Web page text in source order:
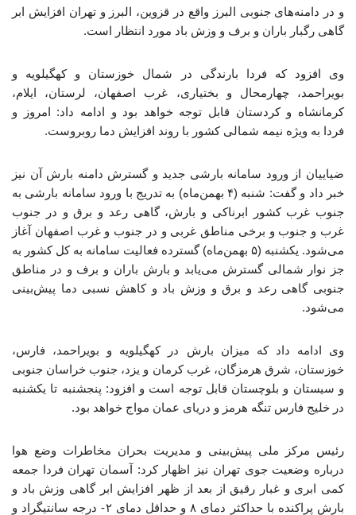
و در دامنه‌های جنوبی البرز واقع در قزوین، البرز و تهران افزایش ابر
گاهی رگبار باران و برف و وزش باد مورد انتظار است.
وی افزود که فردا بارندگی در شمال خوزستان و کهگیلویه و
بویراحمد، چهارمحال و بختیاری، غرب اصفهان، لرستان، ایلام،
کرمانشاه و کردستان قابل توجه خواهد بود و ادامه داد: امروز و
فردا به ویژه نیمه شمالی کشور با روند افزایش دما روبروست.
ضیاییان از ورود سامانه بارشی جدید و گسترش دامنه بارش آن نیز
خبر داد و گفت: شنبه (۴ بهمن‌ماه) به تدریج با ورود سامانه بارشی به
جنوب غرب کشور ابرناکی و بارش، گاهی رعد و برق و در جنوب
غرب و جنوب و برخی مناطق غربی و در جنوب و غرب اصفهان آغاز
می‌شود. یکشنبه (۵ بهمن‌ماه) گسترده فعالیت سامانه به کل کشور به
جز نوار شمالی گسترش می‌یابد و بارش باران و برف و در مناطق
جنوبی گاهی رعد و برق و وزش باد و کاهش نسبی دما پیش‌بینی
می‌شود.
وی ادامه داد که میزان بارش‌ در کهگیلویه و بویراحمد، فارس،
خوزستان، شرق هرمزگان، غرب کرمان و یزد، جنوب خراسان جنوبی
و سیستان و بلوچستان قابل توجه است و افزود: پنجشنبه تا یکشنبه
در خلیج فارس تنگه هرمز و دریای عمان مواج خواهد بود.
رئیس مرکز ملی پیش‌بینی و مدیریت بحران مخاطرات وضع هوا
درباره وضعیت جوی تهران نیز اظهار کرد: آسمان تهران فردا جمعه
کمی ابری و غبار رقیق از بعد از ظهر افزایش ابر گاهی وزش باد و
بارش پراکنده با حداکثر دمای ۸ و حداقل دمای ۲- درجه سانتیگراد و